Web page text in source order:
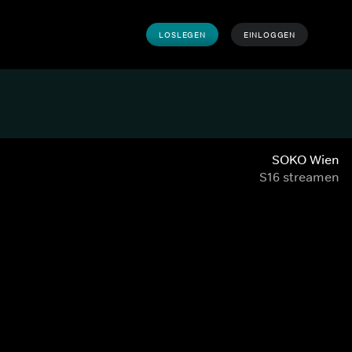
LOSLEGEN EINLOGGEN
SOKO Wien
S16 streamen